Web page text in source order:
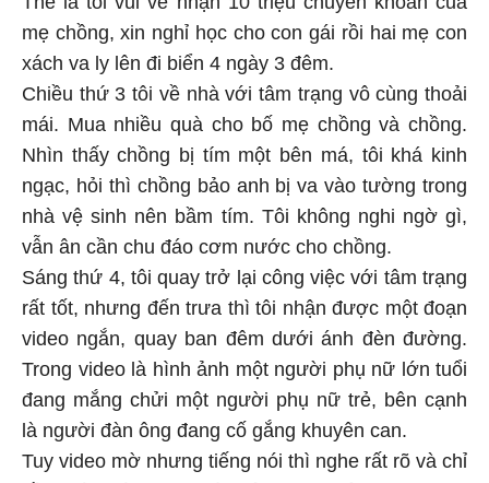
Thế là tôi vui vẻ nhận 10 triệu chuyển khoản của
mẹ chồng, xin nghỉ học cho con gái rồi hai mẹ con
xách va ly lên đi biển 4 ngày 3 đêm.
Chiều thứ 3 tôi về nhà với tâm trạng vô cùng thoải
mái. Mua nhiều quà cho bố mẹ chồng và chồng.
Nhìn thấy chồng bị tím một bên má, tôi khá kinh
ngạc, hỏi thì chồng bảo anh bị va vào tường trong
nhà vệ sinh nên bầm tím. Tôi không nghi ngờ gì,
vẫn ân cần chu đáo cơm nước cho chồng.
Sáng thứ 4, tôi quay trở lại công việc với tâm trạng
rất tốt, nhưng đến trưa thì tôi nhận được một đoạn
video ngắn, quay ban đêm dưới ánh đèn đường.
Trong video là hình ảnh một người phụ nữ lớn tuổi
đang mắng chửi một người phụ nữ trẻ, bên cạnh
là người đàn ông đang cố gắng khuyên can.
Tuy video mờ nhưng tiếng nói thì nghe rất rõ và chỉ